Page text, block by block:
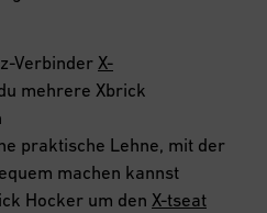
Verbinder X-
mehrere Xbrick
praktische Lehne, mit der
machen kannst
Hocker um den X-tseat